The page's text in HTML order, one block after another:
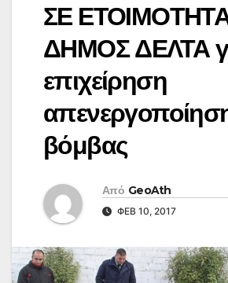
ΣΕ
ΔΗΜΟΣ ΔΕΛΤΑ
επιχείρηση
βόμβας
Από GeoAth
ΦΕΒ 10, 2017